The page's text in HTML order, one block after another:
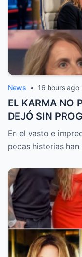
News • 16 hours ago
EL KARMA NO
DEJÓ SIN
LA MADRE DE
JUSTICIA
En el vasto e
pocas historias